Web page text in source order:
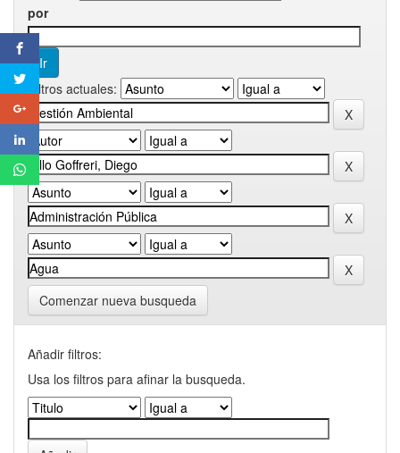
por
Filtros actuales:
Comenzar nueva busqueda
Añadir filtros:
Usa los filtros para afinar la busqueda.